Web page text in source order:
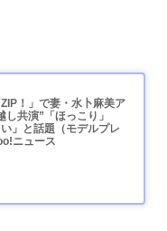
！」で妻・水卜麻美ア
し共演”「ほっこり」
い」と話題（モデルプレ
ニュース